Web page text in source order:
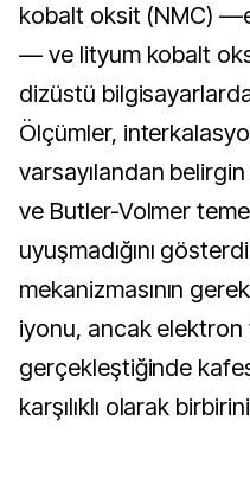
kobalt oksit (NMC)
— ve lityum kobalt
dizüstü
Ölçümler,
varsayılandan
ve Butler-Volmer
uyuşmadığını
mekanizmasının
iyonu, ancak elektron
gerçekleştiğinde
karşılıklı olarak